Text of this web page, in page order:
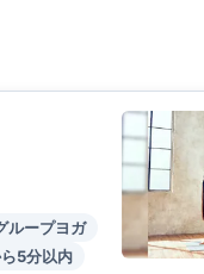
ループヨガ
5分以内